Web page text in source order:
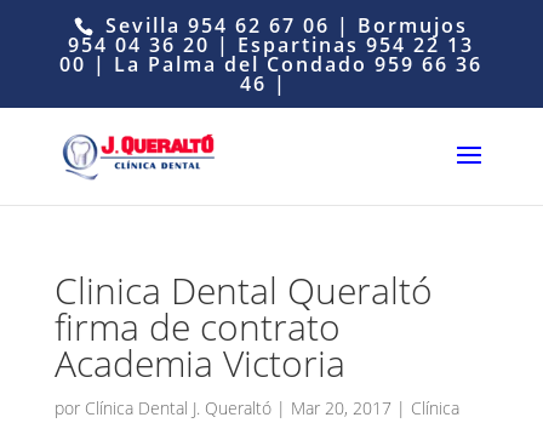
Sevilla954 62 67 06 | Bormujos
954 04 36 20 | Espartinas954 22 13
00 | La Palma del Condado959 66 36
46 |
Clinica Dental Queraltó
firma de contrato
Academia Victoria
por Clínica Dental J. Queraltó| Mar 20, 2017| Clínica